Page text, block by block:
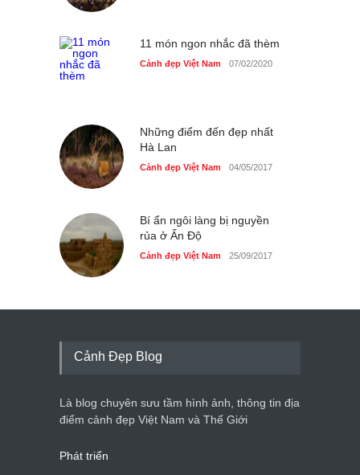
11 món ngon nhắc đã thèm
Cảnh đẹp Việt Nam 07/02/2020
Những điểm đến đẹp nhất
Hà Lan
Cảnh đẹp Việt Nam 04/05/2017
Bí ẩn ngôi làng bị nguyền
rủa ở Ấn Độ
Cảnh đẹp Việt Nam 25/09/2017
Cảnh Đẹp Blog
Là blog chuyên sưu tầm hình ảnh, thông tin địa
điểm cảnh đẹp Việt Nam và Thế Giới
Phát triển